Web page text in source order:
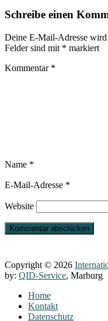
Schreibe einen
Deine E-Mail-Adresse
Felder sind mit * markiert
Kommentar *
Name *
E-Mail-Adresse *
Website
Copyright © 2026
by: QID-Service, Marburg
Home
Kontakt
Datenschutz